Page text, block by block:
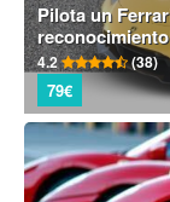
Pilota un
4.2 (38)
79€